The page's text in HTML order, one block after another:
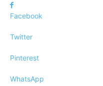
Facebook
Twitter
Pinterest
WhatsApp